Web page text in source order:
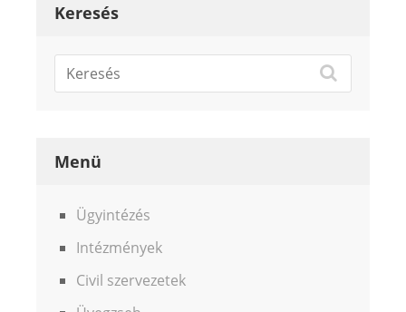
Keresés
Menü
Ügyintézés
Intézmények
Civil szervezetek